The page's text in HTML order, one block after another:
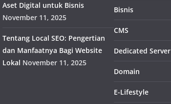
Aset Digital untuk Bisnis
November 11, 2025
Tentang Local SEO: Pengertian
dan Manfaatnya Bagi Website
Lokal November 11, 2025
Bisnis
CMS
Dedicated Server
Domain
E-Lifestyle